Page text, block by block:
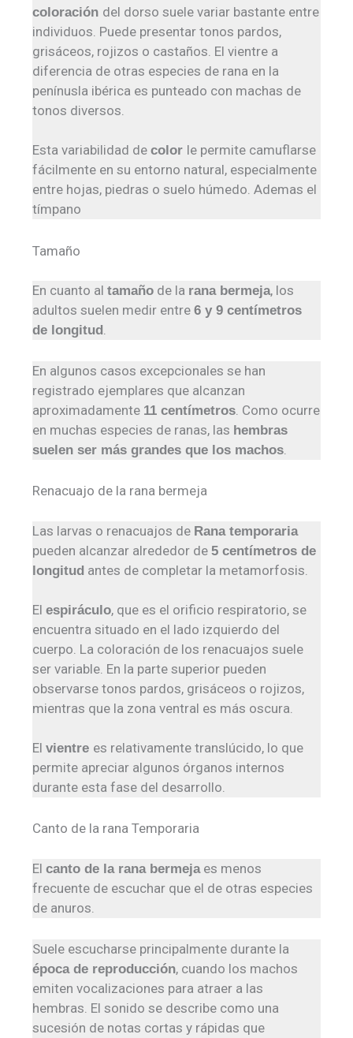
coloración del dorso suele variar bastante entre
individuos. Puede presentar tonos pardos,
grisáceos, rojizos o castaños. El vientre a
diferencia de otras especies de rana en la
penínusla ibérica es punteado con machas de
tonos diversos.
Esta variabilidad decolor le permite camuflarse
fácilmente en su entorno natural, especialmente
entre hojas, piedras o suelo húmedo. Ademas el
tímpano
Tamaño
En cuanto altamaño de la rana bermeja, los
adultos suelen medir entre6 y 9 centímetros
de longitud.
En algunos casos excepcionales se han
registrado ejemplares que alcanzan
aproximadamente 11 centímetros. Como ocurre
en muchas especies de ranas, las hembras
suelen ser más grandes que los machos.
Renacuajo de la rana bermeja
Las larvas o renacuajos de Rana temporaria
pueden alcanzar alrededor de5 centímetros de
longitud antes de completar la metamorfosis.
Elespiráculo, que es el orificio respiratorio, se
encuentra situado en el lado izquierdo del
cuerpo. La coloración de los renacuajos suele
ser variable. En la parte superior pueden
observarse tonos pardos, grisáceos o rojizos,
mientras que la zona ventral es más oscura.
Elvientre es relativamente translúcido, lo que
permite apreciar algunos órganos internos
durante esta fase del desarrollo.
Canto de la rana Temporaria
Elcanto de la rana bermejaes menos
frecuente de escuchar que el de otras especies
de anuros.
Suele escucharse principalmente durante la
época de reproducción, cuando los machos
emiten vocalizaciones para atraer a las
hembras. El sonido se describe como una
sucesión de notas cortas y rápidas que